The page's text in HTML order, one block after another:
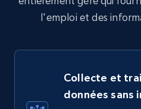
l'emploi et des
Collecte et
données sans